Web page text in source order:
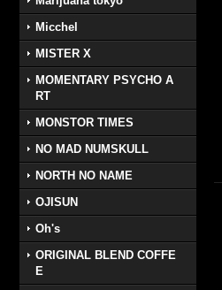
Micchel
MISTER X
MOMENTARY PSYCHO A
RT
MONSTOR TIMES
NO MAD NUMSKULL
NORTH NO NAME
OJISUN
Oh's
ORIGINAL BLEND COFFE
E